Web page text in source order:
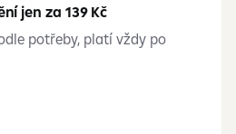
jen za 139 Kč
potřeby, platí vždy po